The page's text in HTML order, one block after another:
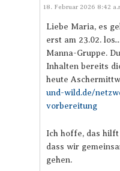
Antworten
18. Februar 2026 8:42
Liebe Maria, es
erst am 23.02.
Manna-Gruppe.
Inhalten bereits
heute
und-wild.de/
vorbereitung
Ich hoffe, das
dass wir
gehen.